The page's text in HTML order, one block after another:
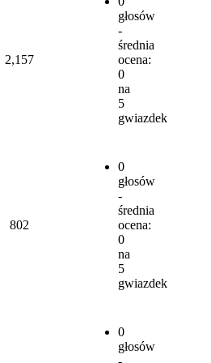
2,157
głosów
-
średnia
ocena:
0
na
5
gwiazdek
802
0
głosów
-
średnia
ocena:
0
na
5
gwiazdek
0
głosów